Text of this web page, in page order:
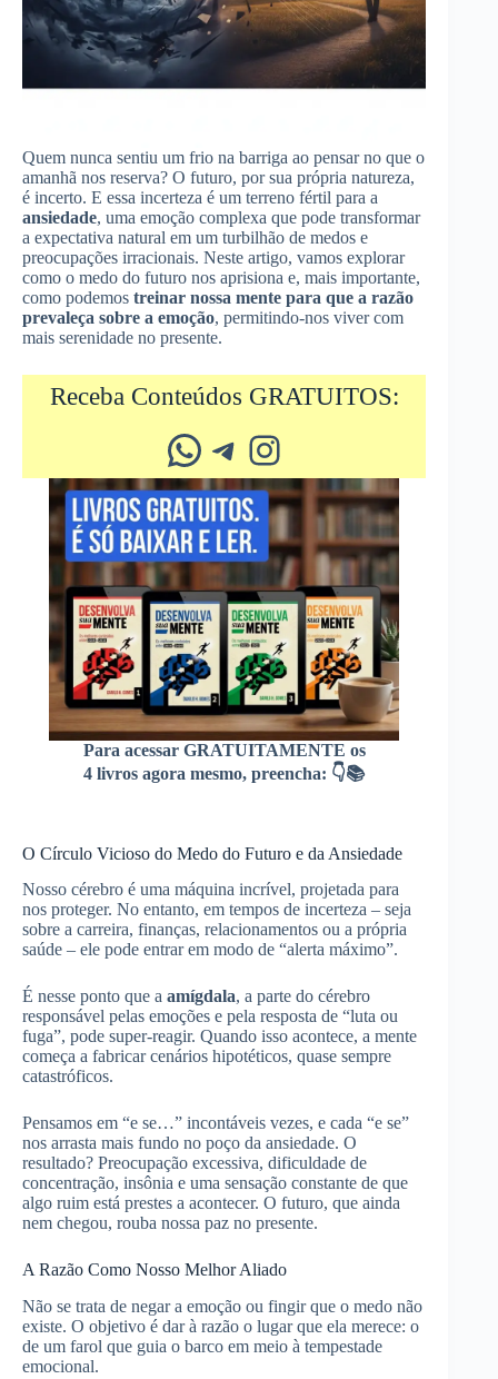
Quem nunca sentiu um frio na barriga ao pensar no que o
amanhã nos reserva? O futuro, por sua própria natureza,
é incerto. E essa incerteza é um terreno fértil para a
ansiedade, uma emoção complexa que pode transformar
a expectativa natural em um turbilhão de medos e
preocupações irracionais. Neste artigo, vamos explorar
como o medo do futuro nos aprisiona e, mais importante,
como podemos treinar nossa mente para que a razão
prevaleça sobre a emoção, permitindo-nos viver com
mais serenidade no presente.
Receba Conteúdos GRATUITOS:
Whatsapp Telegram Instagram
Para acessar GRATUITAMENTE os
4 livros agora mesmo, preencha: 👇📚
O Círculo Vicioso do Medo do Futuro e da Ansiedade
Nosso cérebro é uma máquina incrível, projetada para
nos proteger. No entanto, em tempos de incerteza – seja
sobre a carreira, finanças, relacionamentos ou a própria
saúde – ele pode entrar em modo de “alerta máximo”.
É nesse ponto que a amígdala, a parte do cérebro
responsável pelas emoções e pela resposta de “luta ou
fuga”, pode super-reagir. Quando isso acontece, a mente
começa a fabricar cenários hipotéticos, quase sempre
catastróficos.
Pensamos em “e se…” incontáveis vezes, e cada “e se”
nos arrasta mais fundo no poço da ansiedade. O
resultado? Preocupação excessiva, dificuldade de
concentração, insônia e uma sensação constante de que
algo ruim está prestes a acontecer. O futuro, que ainda
nem chegou, rouba nossa paz no presente.
A Razão Como Nosso Melhor Aliado
Não se trata de negar a emoção ou fingir que o medo não
existe. O objetivo é dar à razão o lugar que ela merece: o
de um farol que guia o barco em meio à tempestade
emocional.